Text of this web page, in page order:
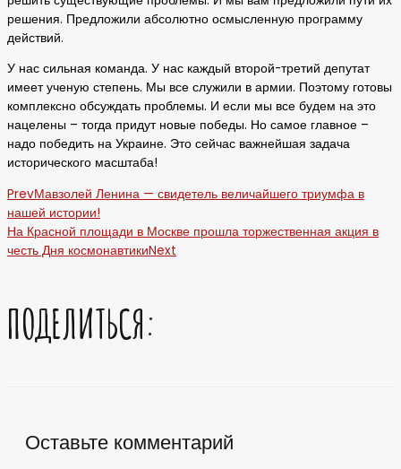
решения. Предложили абсолютно осмысленную программу
действий.
У нас сильная команда. У нас каждый второй-третий депутат
имеет ученую степень. Мы все служили в армии. Поэтому готовы
комплексно обсуждать проблемы. И если мы все будем на это
нацелены – тогда придут новые победы. Но самое главное –
надо победить на Украине. Это сейчас важнейшая задача
исторического масштаба!
PrevМавзолей Ленина — свидетель величайшего триумфа в
нашей истории!
На Красной площади в Москве прошла торжественная акция в
честь Дня космонавтикиNext
ПОДЕЛИТЬСЯ:
Оставьте комментарий